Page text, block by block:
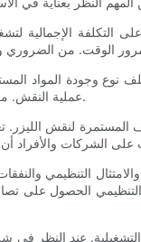
التكلفة الإجمالية
نوع وجودة المواد
عملية النقش. من المهم التفكير بعناية في تكلفة المواد عند تسعير خدمات النقش بالليزر لضمان الربحية.
الحصول على